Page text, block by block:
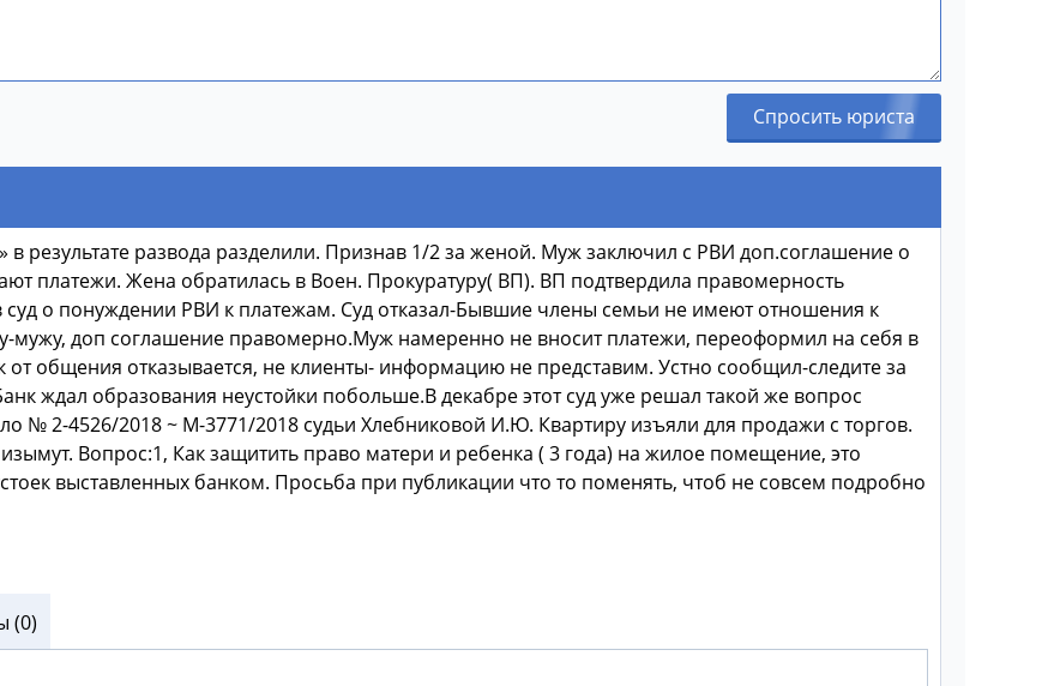
Спросить юриста
результате развода разделили. Признав 1/2 за женой. Муж заключил с РВИ доп.соглашение о
платежи. Жена обратилась в Воен. Прокуратуру( ВП). ВП подтвердила правомерность
суд о понуждении РВИ к платежам. Суд отказал-Бывшие члены семьи не имеют отношения к
мужу, доп соглашение правомерно.Муж намеренно не вносит платежи, переоформил на себя в
от общения отказывается, не клиенты- информацию не представим. Устно сообщил-следите за
ждал образования неустойки побольше.В декабре этот суд уже решал такой же вопрос
№ 2-4526/2018 ~ М-3771/2018 судьи Хлебниковой И.Ю. Квартиру изъяли для продажи с торгов.
Вопрос:1, Как защитить право матери и ребенка ( 3 года) на жилое помещение, это
выставленных банком. Просьба при публикации что то поменять, чтоб не совсем подробно
(0)